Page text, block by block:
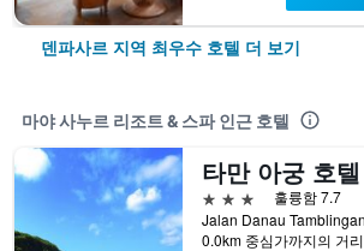
덴파사르 지역 최우수 호텔 더 보기
마야 사누르 리조트 & 스파 인근 호텔
타만 아궁 호텔
3성급
훌륭함 7.7
0.0km 중심가까지의 거리